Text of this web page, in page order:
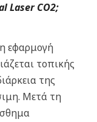
Laser CO2;
εφαρμογή
τοπικής
της
Μετά τη